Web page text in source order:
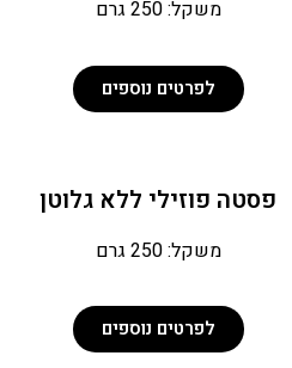
משקל: 250 גרם
לפרטים נוספים
פוזילי ללא גלוטן
משקל: 250 גרם
לפרטים נוספים